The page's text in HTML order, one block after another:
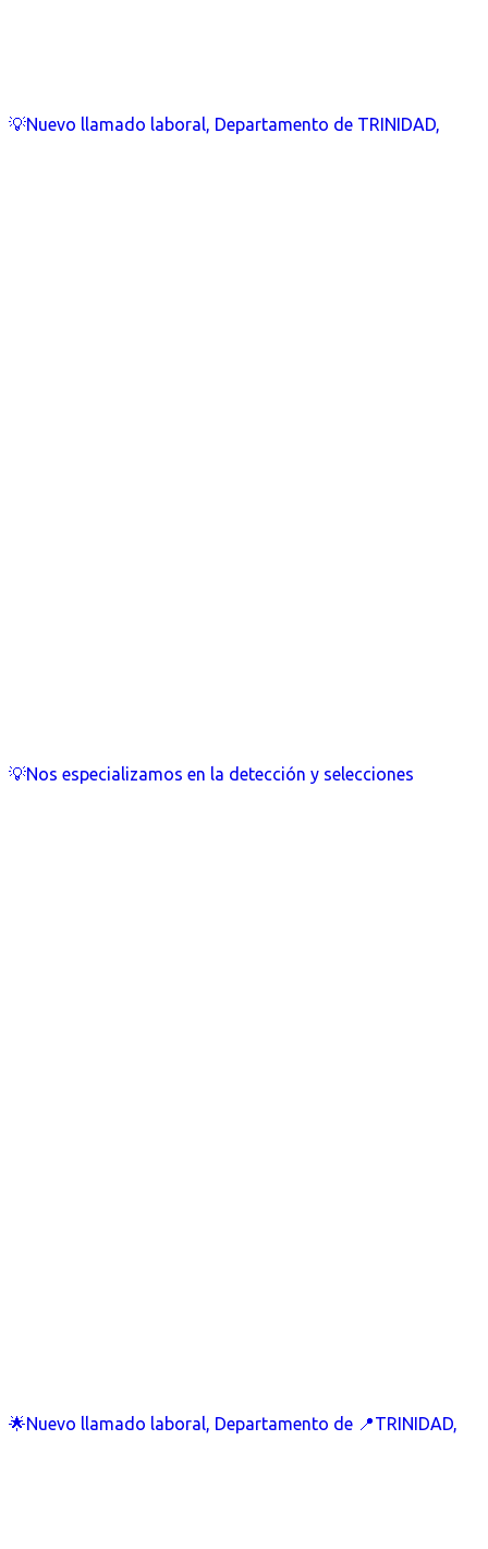
💡Nuevo llamado laboral, Departamento de TRINIDAD,
💡Nos especializamos en la detección y selecciones
🌟Nuevo llamado laboral, Departamento de 📍TRINIDAD,